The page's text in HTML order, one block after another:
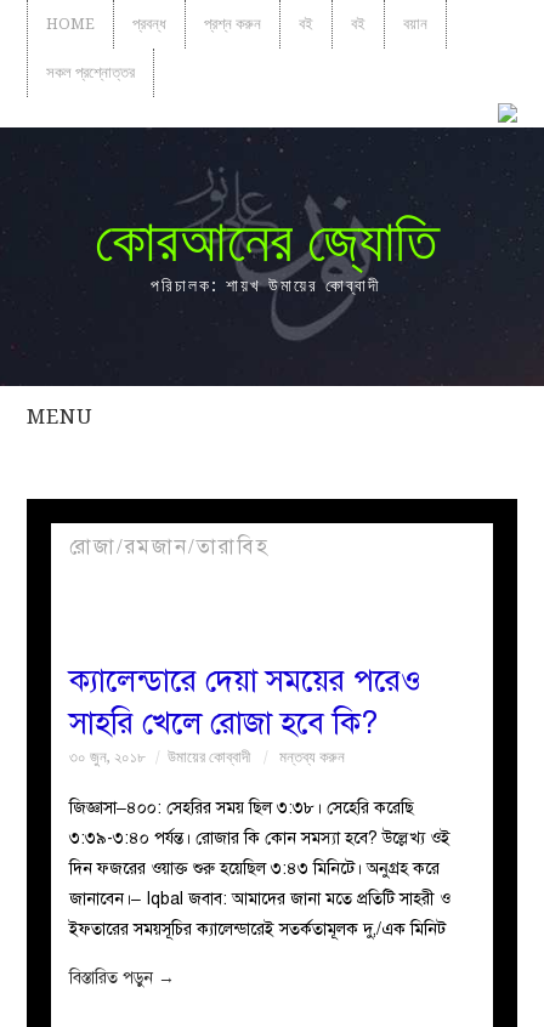
HOME প্রবন্ধ প্রশ্ন করুন বই বই বয়ান
সকল প্রশ্নোত্তর
কোরআনের জ্যোতি
পরিচালক: শায়খ উমায়ের কোব্বাদী
MENU
সকল
প্রবন্ধ
নারীদের
পাতা
মজলিস
প্রশ্ন
করুন
রোজা/রমজান/তারাবিহ
ক্যালেন্ডারে দেয়া সময়ের পরেও
সাহরি খেলে রোজা হবে কি?
৩০ জুন, ২০১৮ উমায়ের কোব্বাদী মন্তব্য করুন
জিজ্ঞাসা–৪০০: সেহরির সময় ছিল ৩:৩৮। সেহেরি করেছি
৩:৩৯-৩:৪০ পর্যন্ত। রোজার কি কোন সমস্যা হবে? উল্লেখ্য ওই
দিন ফজরের ওয়াক্ত শুরু হয়েছিল ৩:৪৩ মিনিটে। অনুগ্রহ করে
জানাবেন।– Iqbal জবাব: আমাদের জানা মতে প্রতিটি সাহরী ও
ইফতারের সময়সূচির ক্যালেন্ডারেই সতর্কতামূলক দু,/এক মিনিট
বিস্তারিত পড়ুন →